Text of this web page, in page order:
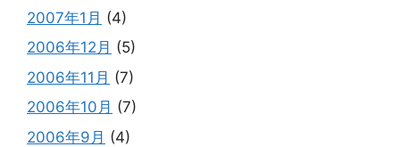
2007年1月 (4)
2006年12月 (5)
2006年11月 (7)
2006年10月 (7)
2006年9月 (4)